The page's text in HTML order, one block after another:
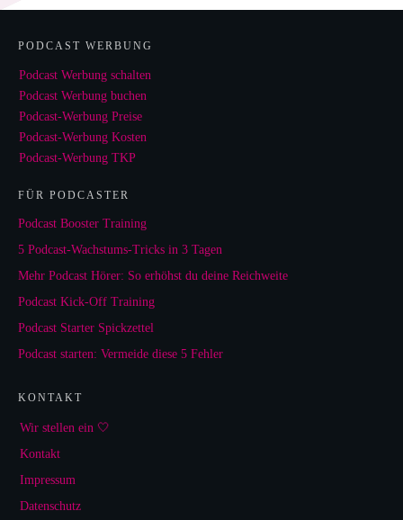
PODCAST WERBUNG
Podcast Werbung schalten
Podcast Werbung buchen
Podcast-Werbung Preise
Podcast-Werbung Kosten
Podcast-Werbung TKP
FÜR PODCASTER
Podcast Booster Training
5 Podcast-Wachstums-Tricks in 3 Tagen
Mehr Podcast Hörer: So erhöhst du deine Reichweite
Podcast Kick-Off Training
Podcast Starter Spickzettel
Podcast starten: Vermeide diese 5 Fehler
KONTAKT
Wir stellen ein 🤍
Kontakt
Impressum
Datenschutz